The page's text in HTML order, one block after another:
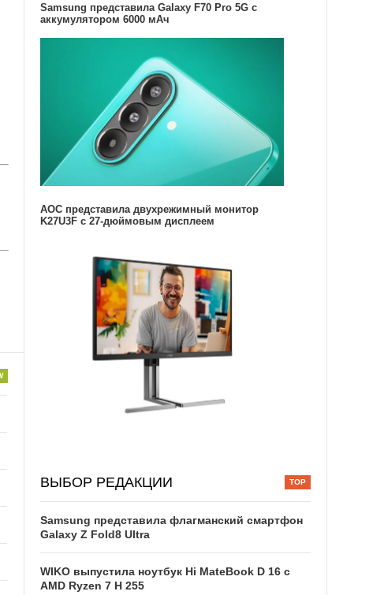
Samsung представила Galaxy F70 Pro 5G с
аккумулятором 6000 мАч
AOC представила двухрежимный монитор
K27U3F с 27-дюймовым дисплеем
ВЫБОР РЕДАКЦИИ
Samsung представила флагманский смартфон
Galaxy Z Fold8 Ultra
WIKO выпустила ноутбук Hi MateBook D 16 с
AMD Ryzen 7 H 255